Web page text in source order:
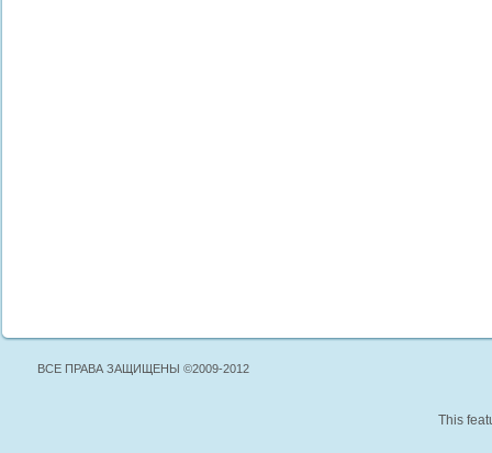
ВСЕ ПРАВА ЗАЩИЩЕНЫ ©2009-2012
This